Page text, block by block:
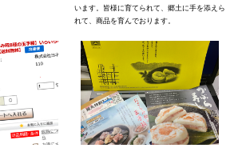
います。皆様に育てられて、郷土に手を添えら
れて、商品を育んでおります。